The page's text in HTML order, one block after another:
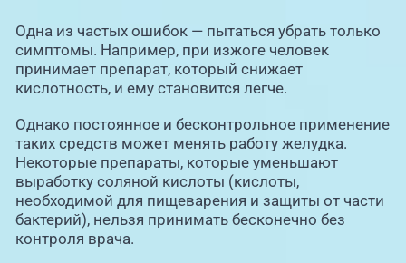
Одна из частых ошибок — пытаться убрать только
симптомы. Например, при изжоге человек
принимает препарат, который снижает
кислотность, и ему становится легче.
Однако постоянное и бесконтрольное применение
таких средств может менять работу желудка.
Некоторые препараты, которые уменьшают
выработку соляной кислоты (кислоты,
необходимой для пищеварения и защиты от части
бактерий), нельзя принимать бесконечно без
контроля врача.